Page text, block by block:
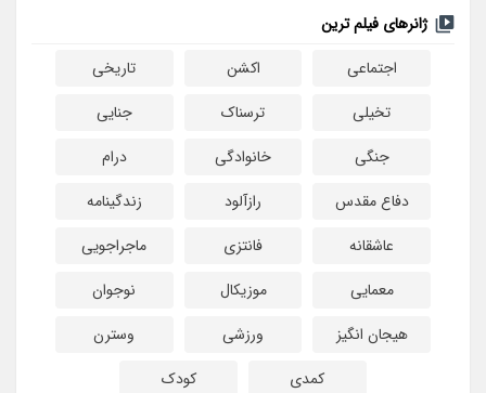
ژانرهای فیلم ترین
اجتماعی
اکشن
تاریخی
تخیلی
ترسناک
جنایی
جنگی
خانوادگی
درام
دفاع مقدس
رازآلود
زندگینامه
عاشقانه
فانتزی
ماجراجویی
معمایی
موزیکال
نوجوان
هیجان انگیز
ورزشی
وسترن
کمدی
کودک